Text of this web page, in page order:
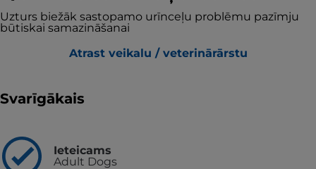
Uzturs biežāk sastopamo urīnceļu problēmu pazīmju
būtiskai samazināšanai
Atrast veikalu / veterinārārstu
Svarīgākais
Ieteicams
Adult Dogs